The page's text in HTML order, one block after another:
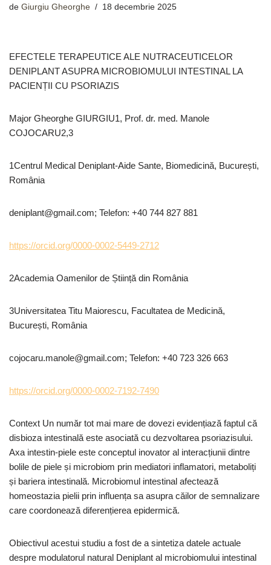
de Giurgiu Gheorghe 18 decembrie 2025
EFECTELE TERAPEUTICE ALE NUTRACEUTICELOR
DENIPLANT ASUPRA MICROBIOMULUI INTESTINAL LA
PACIENȚII CU PSORIAZIS
Major Gheorghe GIURGIU1, Prof. dr. med. Manole
COJOCARU2,3
1Centrul Medical Deniplant-Aide Sante, Biomedicină, București,
România
deniplant@gmail.com; Telefon: +40 744 827 881
https://orcid.org/0000-0002-5449-2712
2Academia Oamenilor de Știință din România
3Universitatea Titu Maiorescu, Facultatea de Medicină,
București, România
cojocaru.manole@gmail.com; Telefon: +40 723 326 663
https://orcid.org/0000-0002-7192-7490
Context Un număr tot mai mare de dovezi evidențiază faptul că
disbioza intestinală este asociată cu dezvoltarea psoriazisului.
Axa intestin-piele este conceptul inovator al interacțiunii dintre
bolile de piele și microbiom prin mediatori inflamatori, metaboliți
și bariera intestinală. Microbiomul intestinal afectează
homeostazia pielii prin influența sa asupra căilor de semnalizare
care coordonează diferențierea epidermică.
Obiectivul acestui studiu a fost de a sintetiza datele actuale
despre modulatorul natural Deniplant al microbiomului intestinal